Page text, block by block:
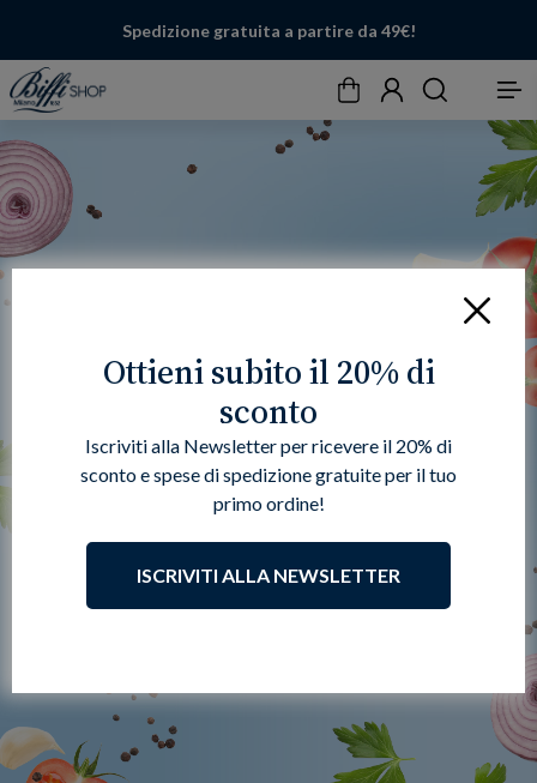
Spedizione gratuita a partire da 49€!
CarrelloAccountCerca Menu
Chiudi
Ottieni subito il 20% di
sconto
Iscriviti alla Newsletter per ricevere il 20% di
sconto e spese di spedizione gratuite per il tuo
primo ordine!
ISCRIVITI ALLA NEWSLETTER